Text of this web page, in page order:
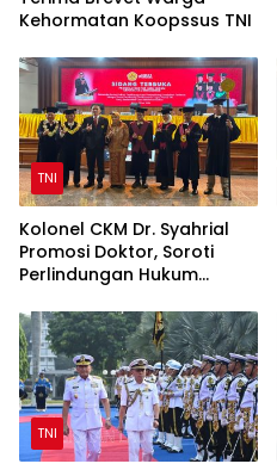
Kehormatan Koopssus TNI
TNI
Kolonel CKM Dr. Syahrial
Promosi Doktor, Soroti
Perlindungan Hukum
Disabilitas
TNI